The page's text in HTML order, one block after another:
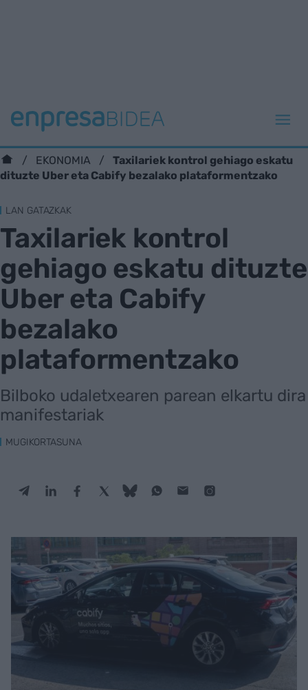
EKONOMIA
Taxilariek kontrol gehiago eskatu
dituzte Uber eta Cabify bezalako plataformentzako
LAN GATAZKAK
Taxilariek kontrol
gehiago eskatu dituzte
Uber eta Cabify
bezalako
plataformentzako
Bilboko udaletxearen parean elkartu dira
manifestariak
MUGIKORTASUNA